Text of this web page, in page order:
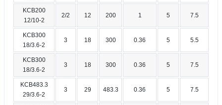
KCB200
12/10-2
2/2 12 200 1 5 7.5
KCB300
18/3.6-2
3 18 300 0.36 5 5.5
KCB300
18/3.6-2
3 18 300 0.36 5 7.5
KCB483.3
29/3.6-2
3 29 483.3 0.36 5 7.5